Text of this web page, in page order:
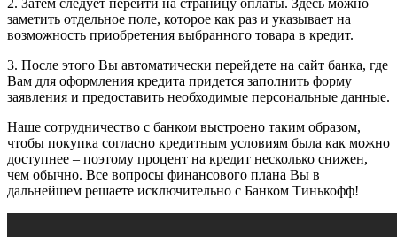
2. Затем следует перейти на страницу оплаты. Здесь можно
заметить отдельное поле, которое как раз и указывает на
возможность приобретения выбранного товара в кредит.
3. После этого Вы автоматически перейдете на сайт банка, где
Вам для оформления кредита придется заполнить форму
заявления и предоставить необходимые персональные данные.
Наше сотрудничество с банком выстроено таким образом,
чтобы покупка согласно кредитным условиям была как можно
доступнее – поэтому процент на кредит несколько снижен,
чем обычно. Все вопросы финансового плана Вы в
дальнейшем решаете исключительно с Банком Тинькофф!